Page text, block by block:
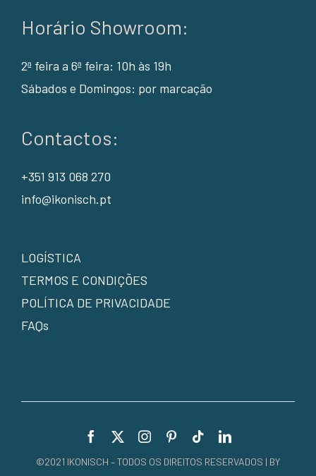
Horário Showroom:
2ª feira a 6ª feira: 10h às 19h
Sábados e Domingos: por marcação
Contactos:
+351 913 068 270
info@ikonisch.pt
LOGÍSTICA
TERMOS E CONDIÇÕES
POLÍTICA DE PRIVACIDADE
FAQs
©2021 IKONISCH – TODOS OS DIREITOS RESERVADOS | BY